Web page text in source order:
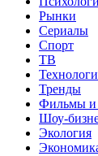
Рынки
Сериалы
Спорт
ТВ
Тренды
Фильмы и
Шоу-
Экология